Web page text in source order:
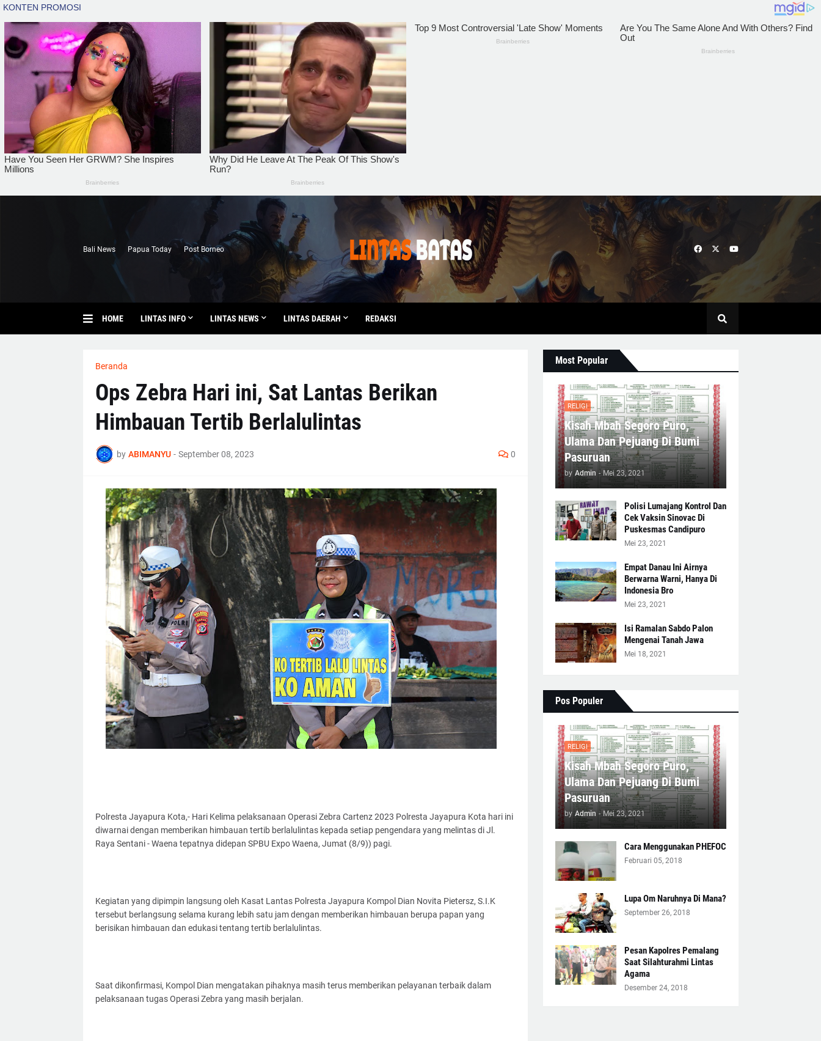
Bali News Papua Today Post Borneo
HOME LINTAS INFO LINTAS NEWS LINTAS DAERAH REDAKSI
Beranda
Ops Zebra Hari ini, Sat Lantas Berikan
Himbauan Tertib Berlalulintas
by ABIMANYU - September 08, 2023 0
Polresta Jayapura Kota,- Hari Kelima pelaksanaan Operasi Zebra Cartenz 2023 Polresta Jayapura Kota hari ini
diwarnai dengan memberikan himbauan tertib berlalulintas kepada setiap pengendara yang melintas di Jl.
Raya Sentani - Waena tepatnya didepan SPBU Expo Waena, Jumat (8/9)) pagi.
Kegiatan yang dipimpin langsung oleh Kasat Lantas Polresta Jayapura Kompol Dian Novita Pietersz, S.I.K
tersebut berlangsung selama kurang lebih satu jam dengan memberikan himbauan berupa papan yang
berisikan himbauan dan edukasi tentang tertib berlalulintas.
Saat dikonfirmasi, Kompol Dian mengatakan pihaknya masih terus memberikan pelayanan terbaik dalam
pelaksanaan tugas Operasi Zebra yang masih berjalan.
Most Popular
RELIGI
Kisah Mbah Segoro Puro,
Ulama Dan Pejuang Di Bumi
Pasuruan
by Admin - Mei 23, 2021
Polisi Lumajang Kontrol Dan
Cek Vaksin Sinovac Di
Puskesmas Candipuro
Mei 23, 2021
Empat Danau Ini Airnya
Berwarna Warni, Hanya Di
Indonesia Bro
Mei 23, 2021
Isi Ramalan Sabdo Palon
Mengenai Tanah Jawa
Mei 18, 2021
Pos Populer
RELIGI
Kisah Mbah Segoro Puro,
Ulama Dan Pejuang Di Bumi
Pasuruan
by Admin - Mei 23, 2021
Cara Menggunakan PHEFOC
Februari 05, 2018
Lupa Om Naruhnya Di Mana?
September 26, 2018
Pesan Kapolres Pemalang
Saat Silahturahmi Lintas
Agama
Desember 24, 2018